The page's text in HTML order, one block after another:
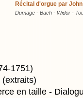
Récital d'orgue par
Dumage - Bach - Widor -
1751)
(extraits)
en taille -